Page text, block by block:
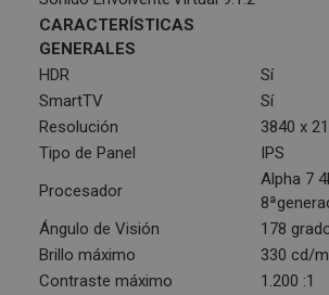
CARACTERÍSTICAS
GENERALES
HDR
Sí
SmartTV
Sí
Resolución
3840 x
Tipo de Panel
IPS
Procesador
Alpha 7
Ángulo de Visión
178
Brillo máximo
330 cd/
Contraste máximo
1.200 :1